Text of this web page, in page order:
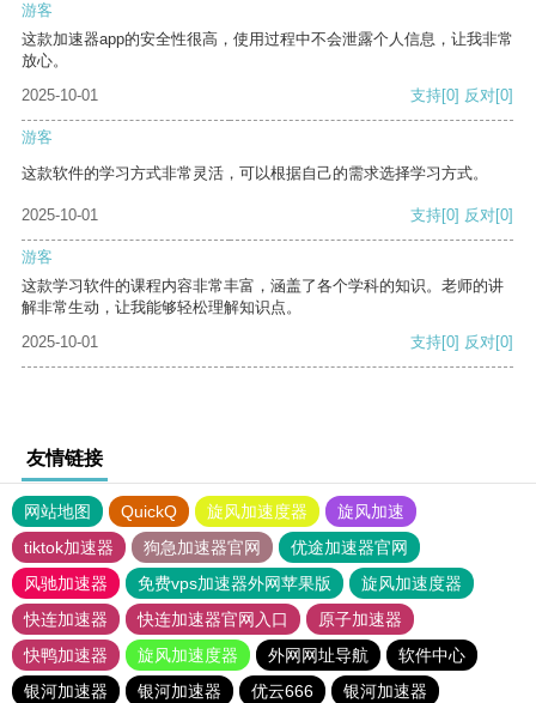
游客
这款加速器app的安全性很高，使用过程中不会泄露个人信息，让我非常
放心。
2025-10-01
支持[0] 反对[0]
游客
这款软件的学习方式非常灵活，可以根据自己的需求选择学习方式。
2025-10-01 支持[0] 反对[0]
游客
这款学习软件的课程内容非常丰富，涵盖了各个学科的知识。老师的讲
解非常生动，让我能够轻松理解知识点。
2025-10-01
支持[0] 反对[0]
友情链接
网站地图 QuickQ 旋风加速度器
旋风加速
tiktok加速器
狗急加速器官网
优途加速器官网
风驰加速器
免费vps加速器外网苹果版
旋风加速度器
快连加速器
快连加速器官网入口
原子加速器
快鸭加速器
旋风加速度器 外网网址导航
软件中心
银河加速器
银河加速器 优云666 银河加速器